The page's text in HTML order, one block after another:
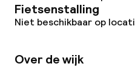
Fietsenstalling
Niet beschikbaar op
Over de wijk